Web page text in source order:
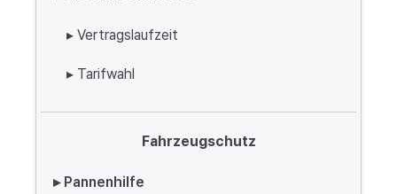
▸ Vertragslaufzeit
▸ Tarifwahl
Fahrzeugschutz
▸ Pannenhilfe